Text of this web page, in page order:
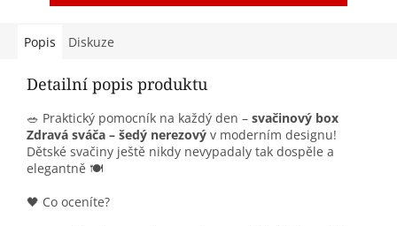
Popis Diskuze
Detailní popis produktu
🥗 Praktický pomocník na každý den – svačinový box
Zdravá sváča – šedý nerezový v moderním designu!
Dětské svačiny ještě nikdy nevypadaly tak dospěle a
elegantně 🍽️
🖤 Co oceníte?